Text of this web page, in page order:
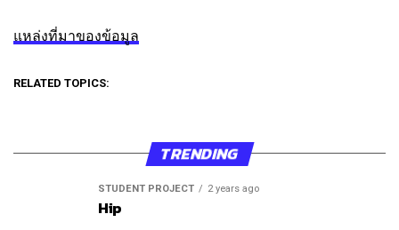
แหล่งที่มาของข้อมูล
RELATED TOPICS:
TRENDING
STUDENT PROJECT 2 years ago
Hip